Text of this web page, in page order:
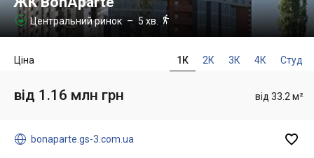
 Центральний ринок – 5 хв. 
1К 2К 3К 4К Студ
Ціна
від 33.2 м²
від 1.16 млн грн
 bonaparte.gs-3.com.ua 